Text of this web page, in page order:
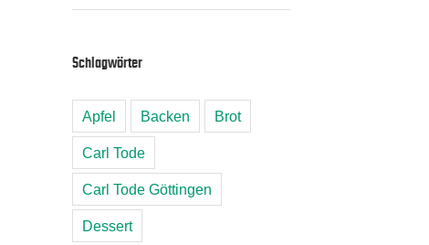
Schlagwörter
Apfel Backen Brot
Carl Tode
Carl Tode Göttingen
Dessert